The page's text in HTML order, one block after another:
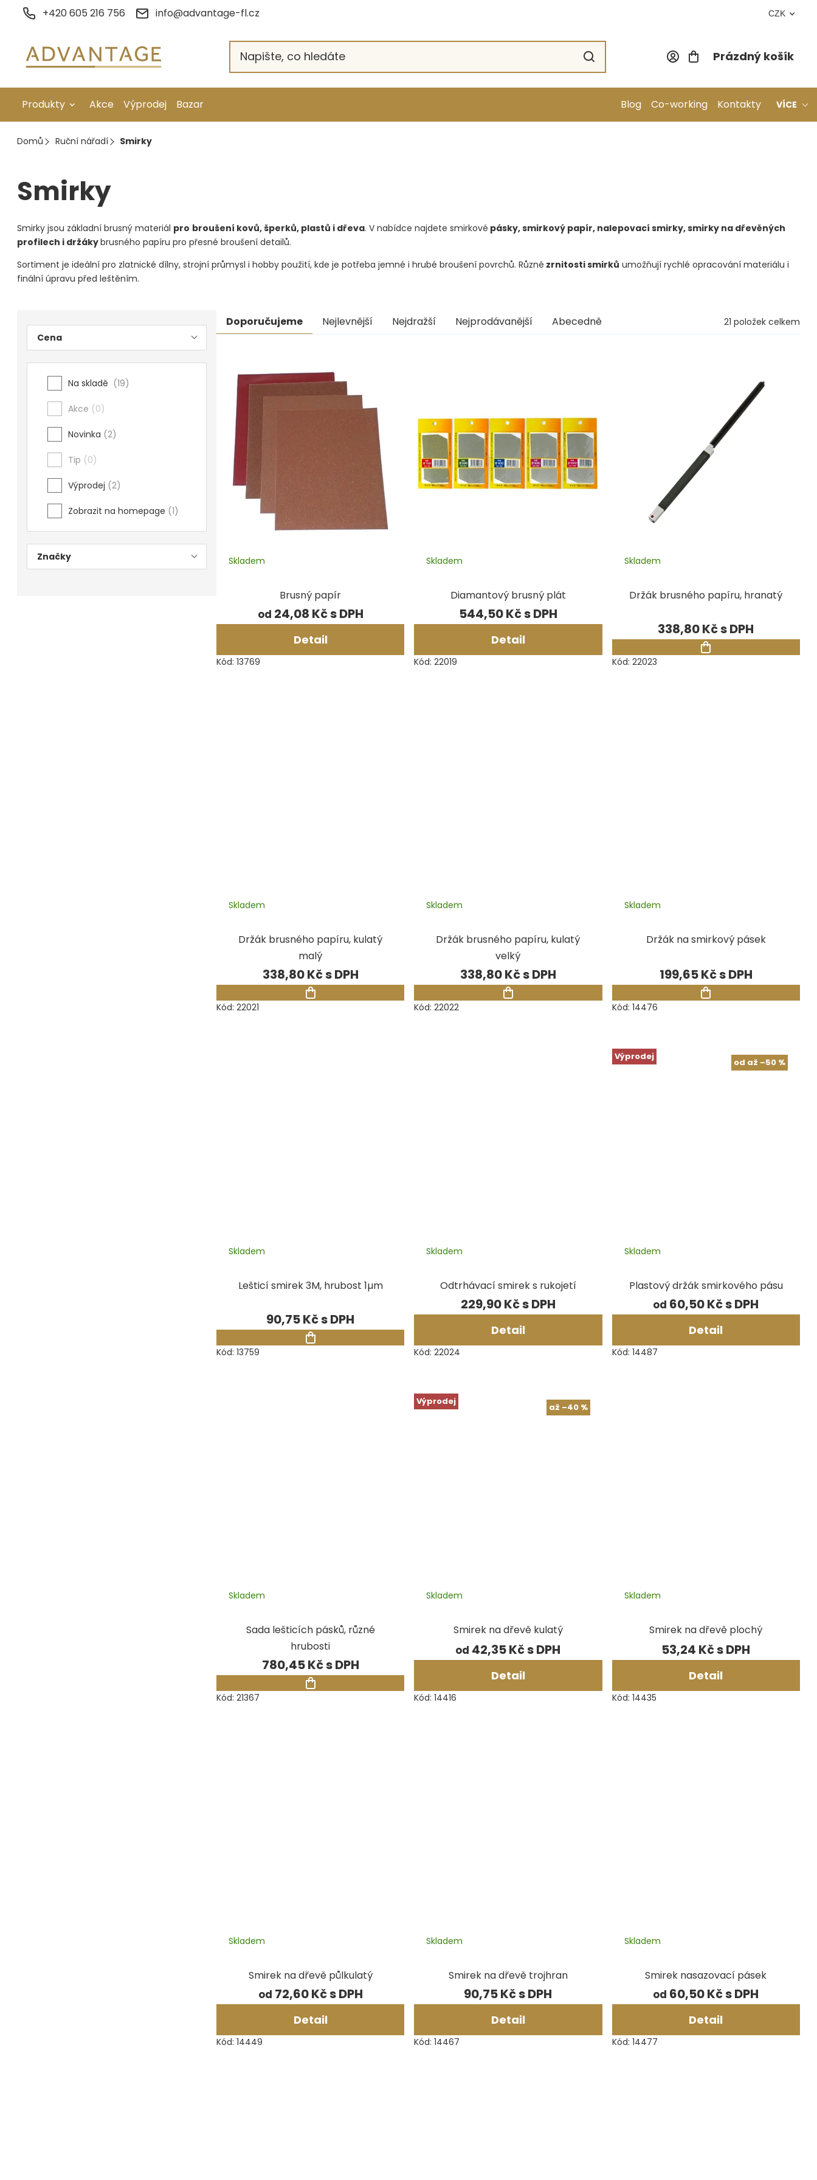
+420 605 216 756 info@advantage-fl.cz CZK
Nákupní
Prázdný košík
Produkty
Galvanické pokovení
Stopkové rotační nástroje
Strojní obrábění
Letování a svařování
Kompresory a příslušenství
Čištění
Lití a tavení
Kameny
Motory, mikromotory, vrtačky
Literatura a DVD
Polotovary a komponenty
Drátování
Balení, prezentace a značení šperků
Měřidla, testry, váhy
Akce Výprodej Bazar Blog Co-working Kontakty VÍCE
Domů Ruční nářadí Smirky
Smirky
Smirky jsou základní brusný materiál pro broušení kovů, šperků, plastů i dřeva. V nabídce najdete smirkové pásky, smirkový papír, nalepovací smirky, smirky na dřevěných
profilech i držákybrusného papíru pro přesné broušení detailů.
Sortiment je ideální pro zlatnické dílny, strojní průmysl i hobby použití, kde je potřeba jemné i hrubé broušení povrchů. Různé zrnitosti smirků umožňují rychlé opracování materiálu i
finální úpravu před leštěním.
Postranní
panel
Cena
Na skladě 19
Akce 0
Novinka 2
Tip 0
Výprodej 2
Zobrazit na homepage 1
Značky
Řazení
Doporučujeme Nejlevnější Nejdražší Nejprodávanější Abecedně 21 položek celkem
Výpis
produktů
Brusný papír
Skladem
od 24,08 Kč
Detail
Kód: 13769
Diamantový brusný plát
Skladem
544,50 Kč
Detail
Kód:22019
Držák brusného papíru, hranatý
Skladem
338,80 Kč
Kód: 22023
Držák brusného papíru, kulatý
malý
Skladem
338,80 Kč
Kód: 22021
Držák brusného papíru, kulatý
velký
Skladem
338,80 Kč
Kód:22022
Držák na smirkový pásek
Skladem
199,65 Kč
Kód: 14476
Lešticí smirek 3M, hrubost 1µm
Skladem
90,75 Kč
Kód: 13759
Odtrhávací smirek s rukojetí
Skladem
229,90 Kč
Detail
Kód:22024
Výprodej
od až –50 %
Plastový držák smirkového pásu
Skladem
od 60,50 Kč
Detail
Kód: 14487
Sada lešticích pásků, různé
hrubosti
Skladem
780,45 Kč
Kód: 21367
Výprodej
až –40 %
Smirek na dřevě kulatý
Skladem
od 42,35 Kč
Detail
Kód:14416
Smirek na dřevě plochý
Skladem
53,24 Kč
Detail
Kód: 14435
Smirek na dřevě půlkulatý
Skladem
od 72,60 Kč
Detail
Kód: 14449
Smirek na dřevě trojhran
Skladem
90,75 Kč
Detail
Kód:14467
Smirek nasazovací pásek
Skladem
od 60,50 Kč
Detail
Kód: 14477